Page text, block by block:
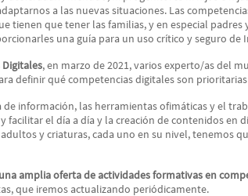
a las nuevas situaciones. Las
tienen que tener las familias, y en especial
una guía para un uso crítico y seguro de
, en marzo de 2021, varios experto/as del
definir qué competencias digitales son
de información, las herramientas ofimáticas y el
facilitar el día a día y la creación de contenidos en
y criaturas, cada uno en su nivel, tenemos
amplia oferta de actividades formativas en
que iremos actualizando periódicamente.